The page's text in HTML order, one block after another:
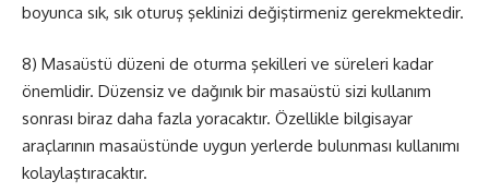
boyunca sık, sık oturuş şeklinizi değiştirmeniz gerekmektedir.
8) Masaüstü düzeni de oturma şekilleri ve süreleri kadar
önemlidir. Düzensiz ve dağınık bir masaüstü sizi kullanım
sonrası biraz daha fazla yoracaktır. Özellikle bilgisayar
araçlarının masaüstünde uygun yerlerde bulunması kullanımı
kolaylaştıracaktır.